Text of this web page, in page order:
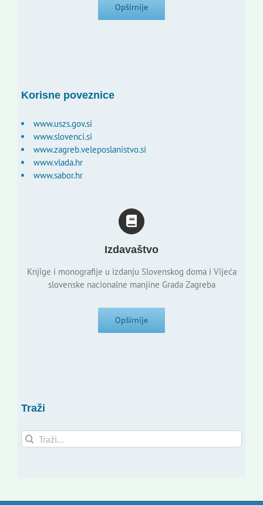
Opširnije
Korisne poveznice
www.uszs.gov.si
www.slovenci.si
www.zagreb.veleposlanistvo.si
www.vlada.hr
www.sabor.hr
Izdavaštvo
Knjige i monografije u izdanju Slovenskog doma i Vijeća
slovenske nacionalne manjine Grada Zagreba
Opširnije
Traži
Traži...